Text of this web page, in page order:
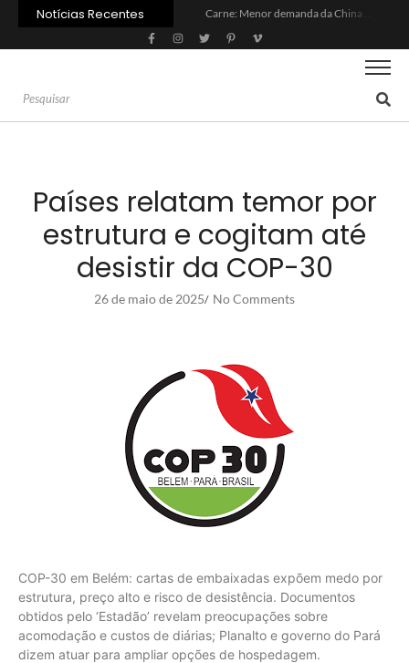
Notícias Recentes
Inadimplência no crédito rural deve seguir elevada até 2027
Lula sanciona MP do Frete e agro teme alta dos custos logísticos
Brasil tem 2º maior juro real do mundo
Países relatam temor por
estrutura e cogitam até
desistir da COP-30
26 de maio de 2025/ No Comments
COP-30 em Belém: cartas de embaixadas expõem medo por
estrutura, preço alto e risco de desistência. Documentos
obtidos pelo ‘Estadão’ revelam preocupações sobre
acomodação e custos de diárias; Planalto e governo do Pará
dizem atuar para ampliar opções de hospedagem.